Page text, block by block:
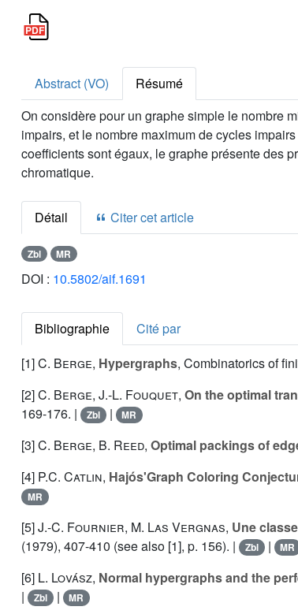
Abstract (VO)
Résumé
On considère pour un graphe simple le nombre
impairs, et le nombre maximum de cycles
coefficients sont égaux, le graphe présente des
chromatique.
Détail Citer cet article
Zbl MR
DOI : 10.5802/aif.1691
Bibliographie
Cité par
[1]C. Berge, Hypergraphs, Combinatorics of
[2]C. Berge, J.-L. Fouquet, On the optimal
169-176. |
Zbl | MR
[3]C. Berge, B. Reed, Optimal packings of
[4] P.C. Catlin, Hajós'Graph Coloring
MR
[5]J.-C. Fournier, M. Las Vergnas, Une
(1979), 407-410 (see also [1], p. 156). |
Zbl | MR
[6] L. Lovász, Normal hypergraphs and the
|
Zbl | MR